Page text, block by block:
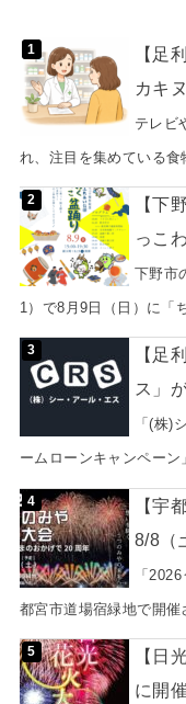
【足
カキ
テレビ
れ、注目を集めている食
【下
っこ
下野市
1）で8月9日（日）に「
【足
ス」
「(株)
ームローンキャンペー
【宇
8/8（
「
都宮市道場宿緑地で開催
【日
に開催